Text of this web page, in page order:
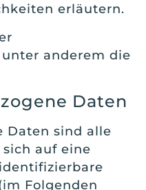
erläutern.
anderem die
Daten
Daten sind alle
auf eine
Folgenden